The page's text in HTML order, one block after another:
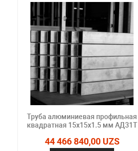
Труба алюминиевая профильная
квадратная 15х15х1.5 мм АД31Т
44 466 840,00 UZS